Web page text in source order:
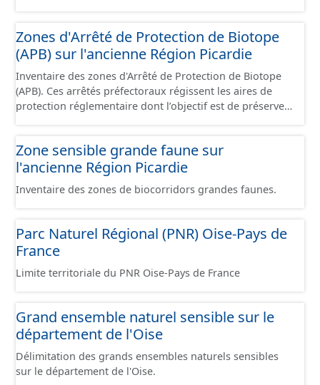
ensembles naturels homogènes dont la richesse
écologique est remarquable. Elles sont souvent de taille
importante et peuvent intégrer 1 ou plusieurs zones
ZNIEFF de type 1.
Zones d'Arrêté de Protection de Biotope
(APB) sur l'ancienne Région Picardie
Inventaire des zones d'Arrêté de Protection de Biotope
(APB). Ces arrêtés préfectoraux régissent les aires de
protection réglementaire dont l’objectif est de préserver
ou végétales protégées au titre des articles L.411-1 et
L.411-2 du Code de l'Environnement.
Zone sensible grande faune sur
l'ancienne Région Picardie
Inventaire des zones de biocorridors grandes faunes.
Parc Naturel Régional (PNR) Oise-Pays de
France
Limite territoriale du PNR Oise-Pays de France
Grand ensemble naturel sensible sur le
département de l'Oise
Délimitation des grands ensembles naturels sensibles
sur le département de l'Oise.